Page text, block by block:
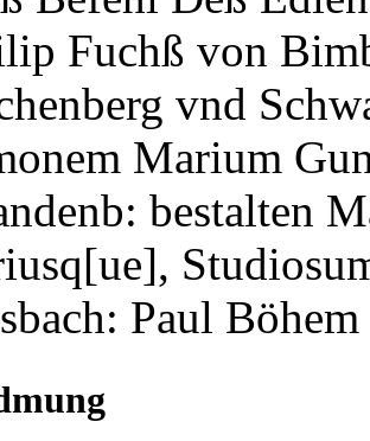
Fuchß von
vnd
Marium
bestalten
Paul